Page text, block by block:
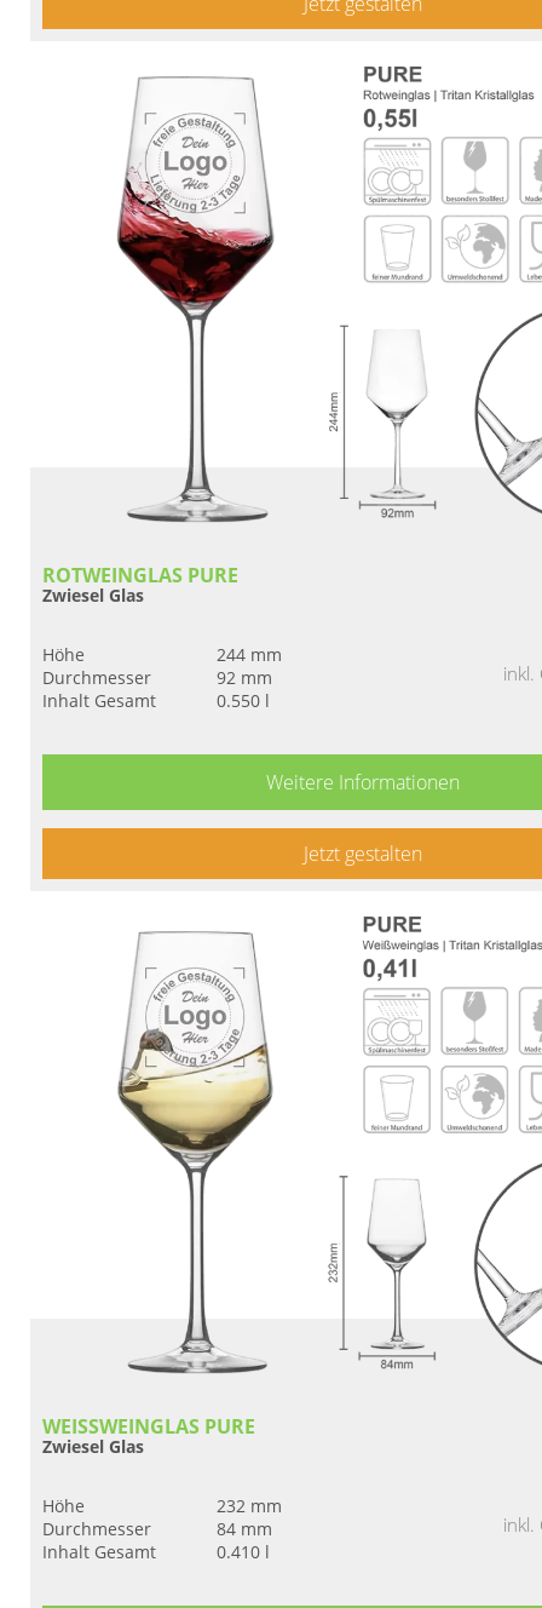
ROTWEINGLAS PURE
Zwiesel Glas
Höhe
244 mm
Durchmesser
92 mm
Inhalt Gesamt
0.550 l
inkl.
Weitere Informationen
Jetzt gestalten
WEISSWEINGLAS PURE
Zwiesel Glas
Höhe
232 mm
Durchmesser
84 mm
Inhalt Gesamt
0.410 l
inkl.